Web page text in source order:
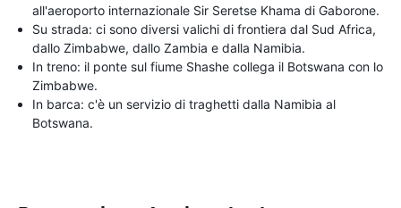
all'aeroporto internazionale Sir Seretse Khama di Gaborone.
Su strada: ci sono diversi valichi di frontiera dal Sud Africa,
dallo Zimbabwe, dallo Zambia e dalla Namibia.
In treno: il ponte sul fiume Shashe collega il Botswana con lo
Zimbabwe.
In barca: c'è un servizio di traghetti dalla Namibia al
Botswana.